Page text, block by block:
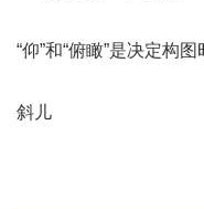
“仰”和“俯瞰”是决定构
斜儿